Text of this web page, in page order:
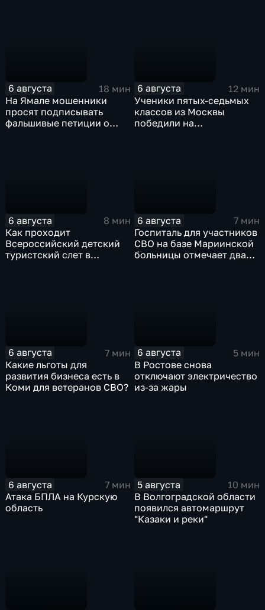
6 августа
18 мин
На Ямале мошенники
просят подписывать
фальшивые петиции о
6 августа
12 мин
Ученики пятых-седьмых
классов из Москвы
победили на
6 августа
8 мин
Как проходит
Всероссийский детский
туристский слет в
6 августа
7 мин
Госпиталь для участников
СВО на базе Мариинской
больницы отмечает два
6 августа
7 мин
Какие льготы для
развития бизнеса есть в
Коми для ветеранов СВО?
6 августа
5 мин
В Ростове снова
отключают электричество
из-за жары
6 августа
7 мин
Атака БПЛА на Курскую
область
5 августа
10 мин
В Волгоградской области
появился автомаршрут
"Казаки и реки"